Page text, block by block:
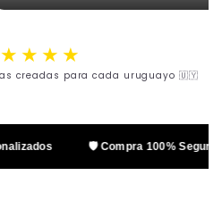
creadas para cada uruguayo 🇺🇾
🛡️ Compra 100% Segura